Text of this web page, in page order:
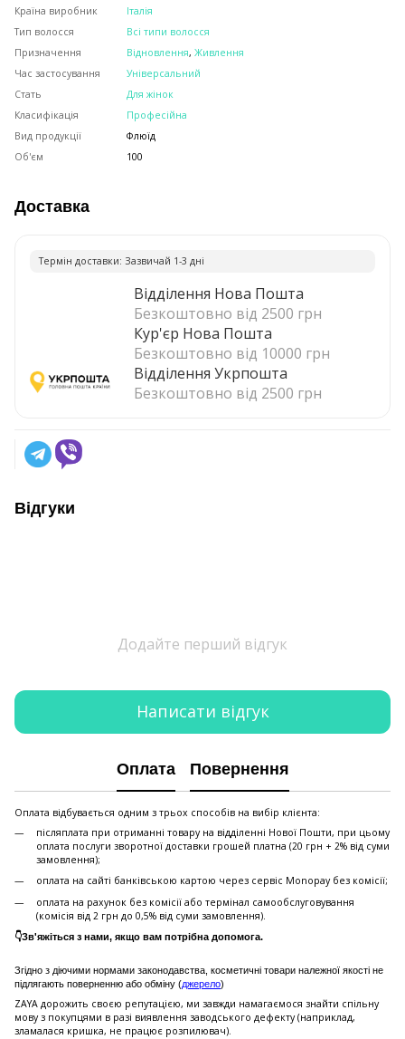
Країна виробник
Італія
Тип волосся
Всі типи волосся
Призначення
Відновлення, Живлення
Час застосування
Універсальний
Стать
Для жінок
Класифікація
Професійна
Вид продукції
Флюїд
Об'єм
100
Доставка
Термiн доставки: Зазвичай 1-3 днi
Відділення Нова Пошта
Безкоштовно від 2500 грн
Кур'єр Нова Пошта
Безкоштовно від 10000 грн
Відділення Укрпошта
Безкоштовно від 2500 грн
Відгуки
Додайте перший відгук
Написати відгук
Оплата Повернення
Оплата відбувається одним з трьох способів на вибір клієнта:
післяплата при отриманні товару на відділенні Нової Пошти, при цьому
оплата послуги зворотної доставки грошей платна (20 грн + 2% від суми
замовлення);
оплата на сайті банківською картою через сервіс Monopay без комісії;
оплата на рахунок без комісії або термінал самообслуговування
(комісія від 2 грн до 0,5% від суми замовлення).
👇Зв'яжіться з нами, якщо вам потрібна допомога.
Згідно з діючими нормами законодавства, косметичні товари належної якості не
підлягають поверненню або обміну (джерело)
ZAYA дорожить своєю репутацією, ми завжди намагаємося знайти спільну
мову з покупцями в разі виявлення заводського дефекту (наприклад,
зламалася кришка, не працює розпилювач).